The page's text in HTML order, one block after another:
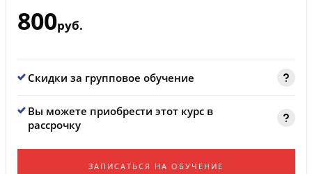
800руб.
Скидки за групповое обучение
Вы можете приобрести этот курс в
рассрочку
ЗАПИСАТЬСЯ НА ОБУЧЕНИЕ